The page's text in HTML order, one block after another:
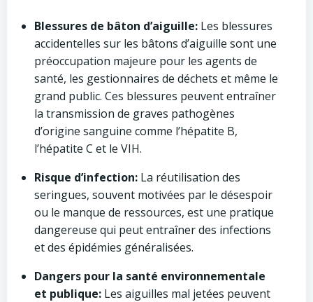
Blessures de bâton d’aiguille: Les blessures
accidentelles sur les bâtons d’aiguille sont une
préoccupation majeure pour les agents de
santé, les gestionnaires de déchets et même le
grand public. Ces blessures peuvent entraîner
la transmission de graves pathogènes
d’origine sanguine comme l’hépatite B,
l’hépatite C et le VIH.
Risque d’infection: La réutilisation des
seringues, souvent motivées par le désespoir
ou le manque de ressources, est une pratique
dangereuse qui peut entraîner des infections
et des épidémies généralisées.
Dangers pour la santé environnementale
et publique: Les aiguilles mal jetées peuvent